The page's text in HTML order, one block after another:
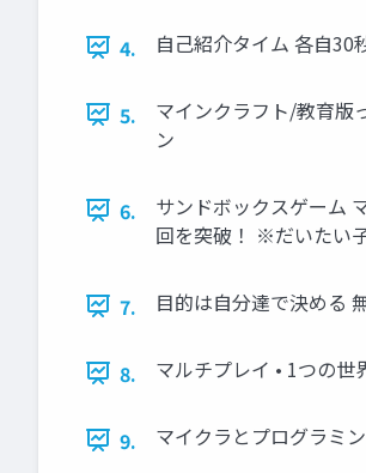
4. 自己紹介タイム 各自30
5.
マインクラフト/教育
ン
6.
サンドボックスゲーム
回を突破！ ※だいたい
7. 目的は自分達で決める
8. マルチプレイ • 1つの
9. マイクラとプログラミ